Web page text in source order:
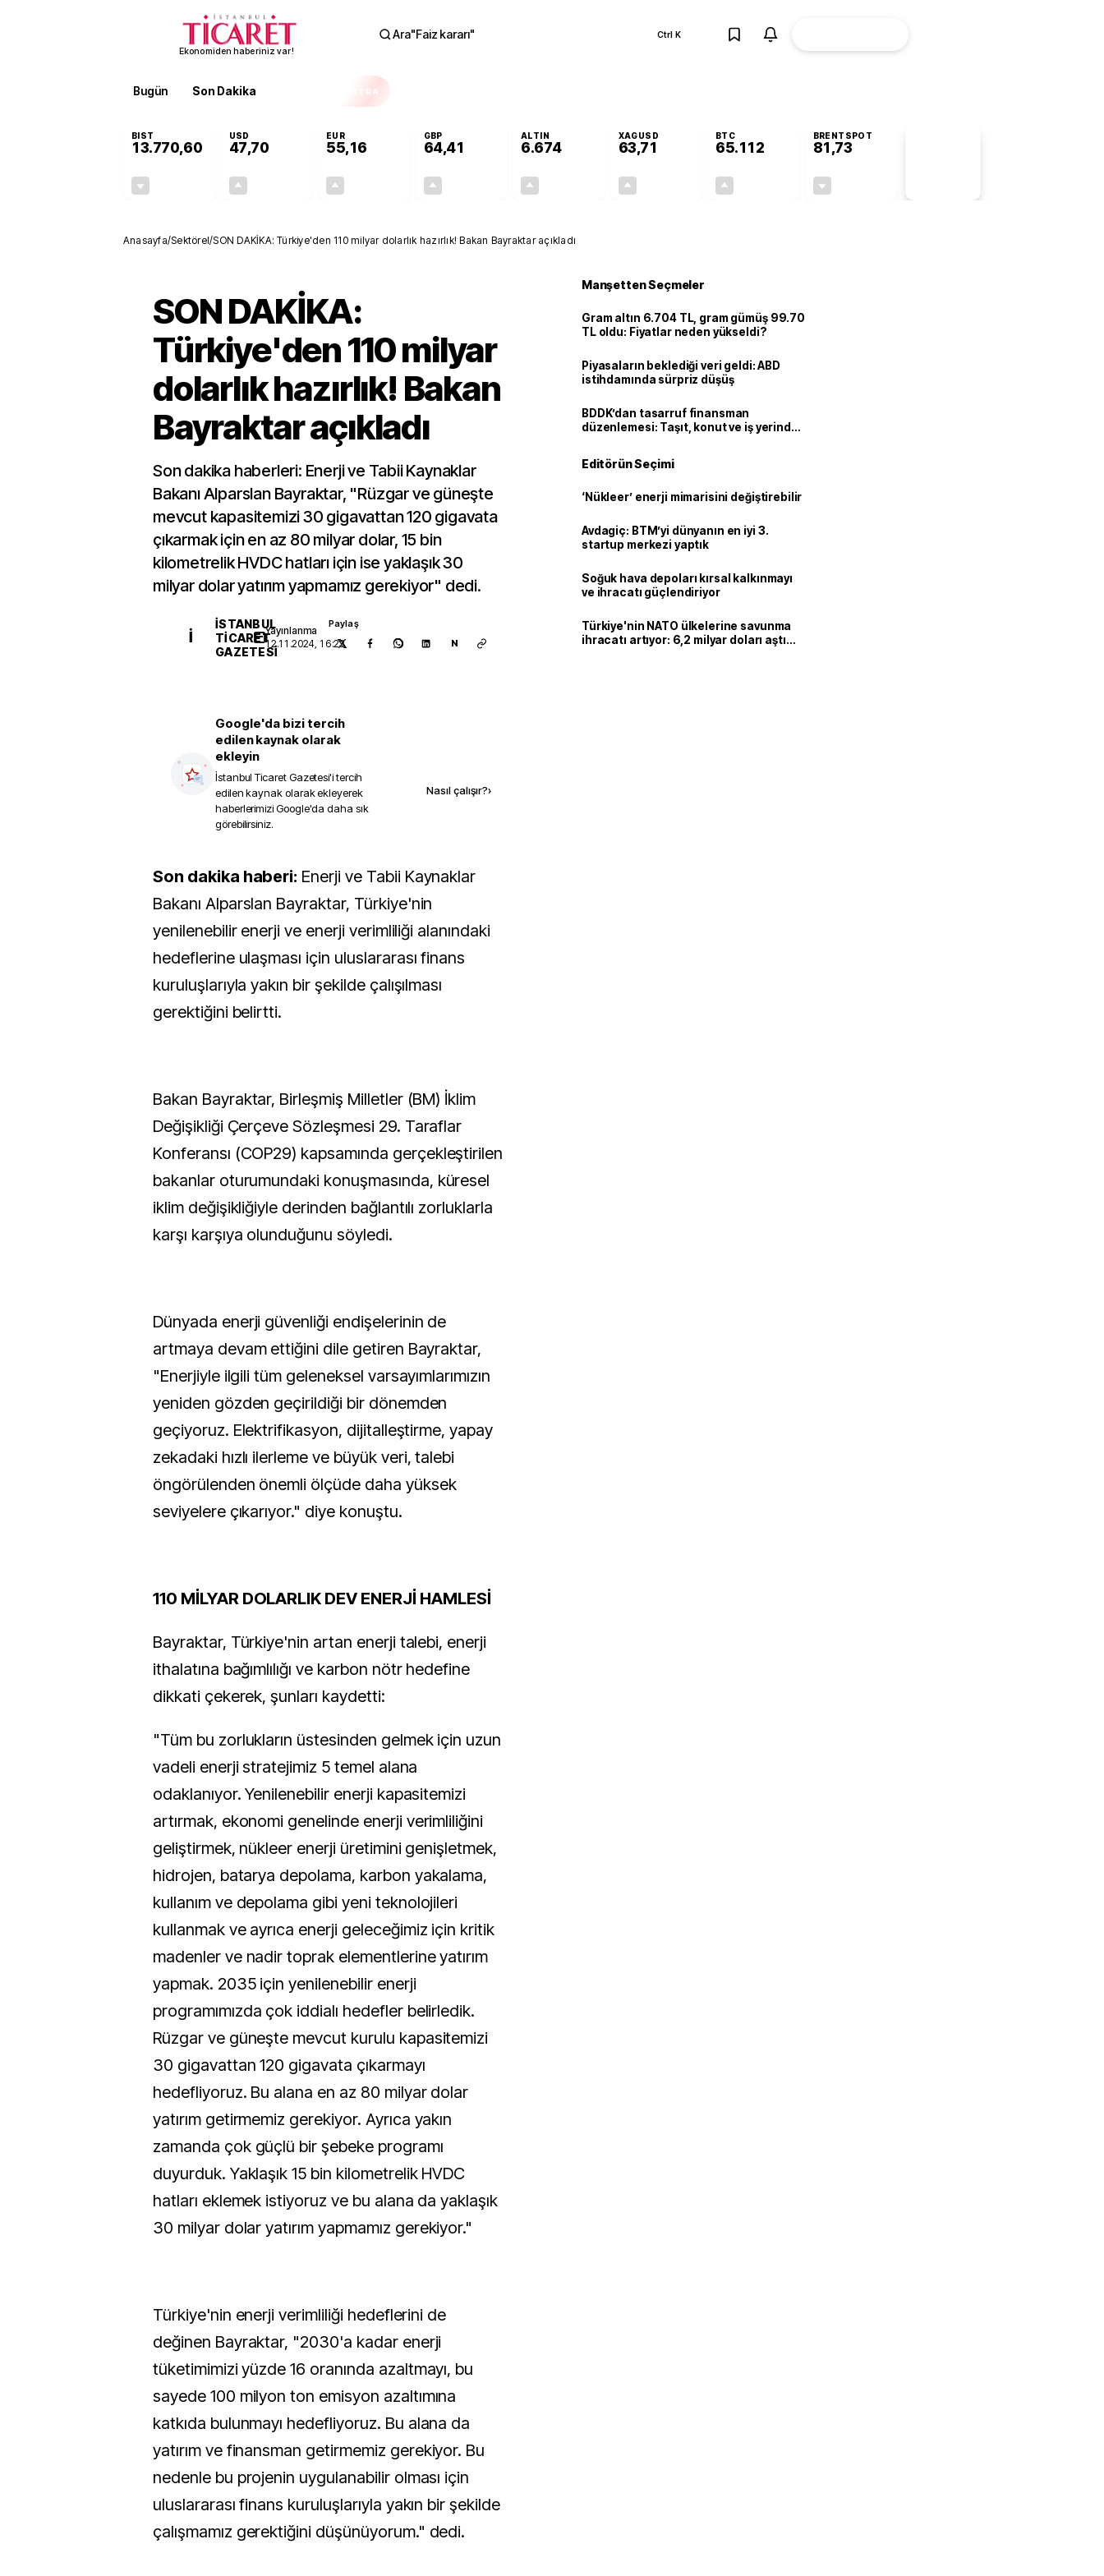
Ekonomiden haberiniz var!
Ara"Faiz kararı" Ctrl K
Bugün Son Dakika EKSTRA
BIST
13.770,60
USD
47,70
EUR
55,16
GBP
64,41
ALTIN
6.674
XAGUSD
63,71
BTC
65.112
BRENTSPOT
81,73
Anasayfa/Sektörel/SON DAKİKA: Türkiye'den 110 milyar dolarlık hazırlık! Bakan Bayraktar açıkladı
SON DAKİKA:
Türkiye'den 110 milyar
dolarlık hazırlık! Bakan
Bayraktar açıkladı
Son dakika haberleri: Enerji ve Tabii Kaynaklar
Bakanı Alparslan Bayraktar, "Rüzgar ve güneşte
mevcut kapasitemizi 30 gigavattan 120 gigavata
çıkarmak için en az 80 milyar dolar, 15 bin
kilometrelik HVDC hatları için ise yaklaşık 30
milyar dolar yatırım yapmamız gerekiyor" dedi.
İ
İSTANBUL
TICARET
GAZETESI
Yayınlanma
12.11.2024, 16:23
Paylaş
N
Google'da bizi tercih
edilen kaynak olarak
ekleyin
İstanbul Ticaret Gazetesi'i tercih
edilen kaynak olarak ekleyerek
haberlerimizi Google'da daha sık
görebilirsiniz.
Nasıl çalışır?›
Son dakika haberi: Enerji ve Tabii Kaynaklar
Bakanı Alparslan Bayraktar, Türkiye'nin
yenilenebilir enerji ve enerji verimliliği alanındaki
hedeflerine ulaşması için uluslararası finans
kuruluşlarıyla yakın bir şekilde çalışılması
gerektiğini belirtti.
Bakan Bayraktar, Birleşmiş Milletler (BM) İklim
Değişikliği Çerçeve Sözleşmesi 29. Taraflar
Konferansı (COP29) kapsamında gerçekleştirilen
bakanlar oturumundaki konuşmasında, küresel
iklim değişikliğiyle derinden bağlantılı zorluklarla
karşı karşıya olunduğunu söyledi.
Dünyada enerji güvenliği endişelerinin de
artmaya devam ettiğini dile getiren Bayraktar,
"Enerjiyle ilgili tüm geleneksel varsayımlarımızın
yeniden gözden geçirildiği bir dönemden
geçiyoruz. Elektrifikasyon, dijitalleştirme, yapay
zekadaki hızlı ilerleme ve büyük veri, talebi
öngörülenden önemli ölçüde daha yüksek
seviyelere çıkarıyor." diye konuştu.
110 MİLYAR DOLARLIK DEV ENERJİ HAMLESİ
Bayraktar, Türkiye'nin artan enerji talebi, enerji
ithalatına bağımlılığı ve karbon nötr hedefine
dikkati çekerek, şunları kaydetti:
"Tüm bu zorlukların üstesinden gelmek için uzun
vadeli enerji stratejimiz 5 temel alana
odaklanıyor. Yenilenebilir enerji kapasitemizi
artırmak, ekonomi genelinde enerji verimliliğini
geliştirmek, nükleer enerji üretimini genişletmek,
hidrojen, batarya depolama, karbon yakalama,
kullanım ve depolama gibi yeni teknolojileri
kullanmak ve ayrıca enerji geleceğimiz için kritik
madenler ve nadir toprak elementlerine yatırım
yapmak. 2035 için yenilenebilir enerji
programımızda çok iddialı hedefler belirledik.
Rüzgar ve güneşte mevcut kurulu kapasitemizi
30 gigavattan 120 gigavata çıkarmayı
hedefliyoruz. Bu alana en az 80 milyar dolar
yatırım getirmemiz gerekiyor. Ayrıca yakın
zamanda çok güçlü bir şebeke programı
duyurduk. Yaklaşık 15 bin kilometrelik HVDC
hatları eklemek istiyoruz ve bu alana da yaklaşık
30 milyar dolar yatırım yapmamız gerekiyor."
Türkiye'nin enerji verimliliği hedeflerini de
değinen Bayraktar, "2030'a kadar enerji
tüketimimizi yüzde 16 oranında azaltmayı, bu
sayede 100 milyon ton emisyon azaltımına
katkıda bulunmayı hedefliyoruz. Bu alana da
yatırım ve finansman getirmemiz gerekiyor. Bu
nedenle bu projenin uygulanabilir olması için
uluslararası finans kuruluşlarıyla yakın bir şekilde
çalışmamız gerektiğini düşünüyorum." dedi.
Manşetten Seçmeler
Gram altın 6.704 TL, gram gümüş 99.70
TL oldu: Fiyatlar neden yükseldi?
Piyasaların beklediği veri geldi: ABD
istihdamında sürpriz düşüş
BDDK’dan tasarruf finansman
düzenlemesi: Taşıt, konut ve iş yerinde
Editörün Seçimi
‘Nükleer’ enerji mimarisini değiştirebilir
Avdagiç: BTM’yi dünyanın en iyi 3.
startup merkezi yaptık
Soğuk hava depoları kırsal kalkınmayı
ve ihracatı güçlendiriyor
Türkiye'nin NATO ülkelerine savunma
ihracatı artıyor: 6,2 milyar doları aştı